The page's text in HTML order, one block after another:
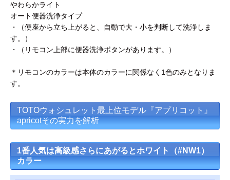
やわらかライト
オート便器洗浄タイプ
・（便座から立ち上がると、自動で大・小を判断して洗浄しま
す。）
・（リモコン上部に便器洗浄ボタンがあります。）
＊リモコンのカラーは本体のカラーに関係なく1色のみとなりま
す。
TOTOウォシュレット最上位モデル『アプリコット』
apricotその実力を解析
1番人気は高級感さらにあがるとホワイト（#NW1）
カラー